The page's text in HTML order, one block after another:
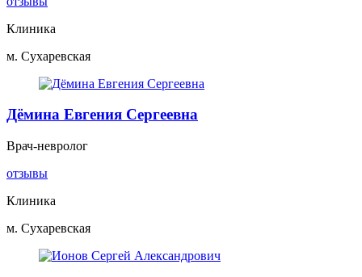
Клиника
м. Сухаревская
Дёмина Евгения Сергеевна
Врач-невролог
отзывы
Клиника
м. Сухаревская